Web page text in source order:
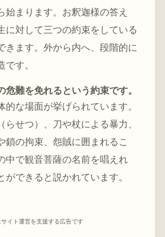
始まります。お釈迦様の答え
に対して三つの約束をしている
きます。外から内へ、段階的に
です。
危難を免れるという約束です。
的な場面が挙げられています。
らせつ）、刀や杖による暴力、
鎖の拘束、怨賊に囲まれるこ
中で観音菩薩の名前を唱えれ
ができると説かれています。
サイト運営を支援する広告です